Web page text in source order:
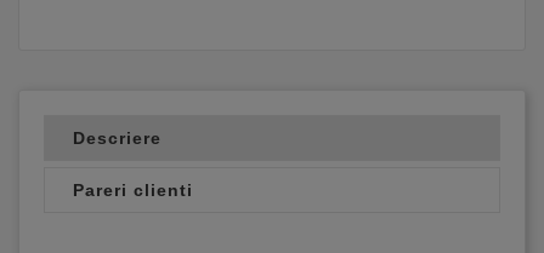
Descriere
Pareri clienti